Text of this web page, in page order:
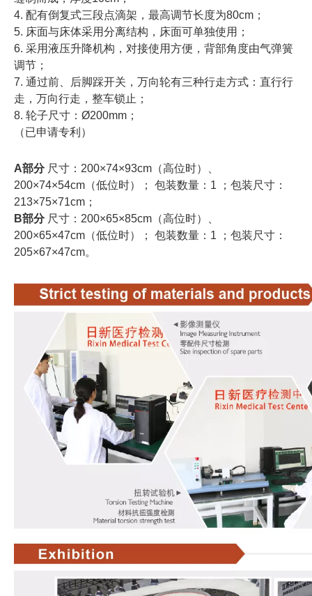
4. 配有倒复式三段点滴架，最高调节长度为80cm；
5. 床面与床体采用分离结构，床面可单独使用；
6. 采用液压升降机构，对接使用方便，背部角度由气弹簧
调节；
7. 通过前、后脚踩开关，万向轮有三种行走方式：直行行
走，万向行走，整车锁止；
8. 轮子尺寸：Ø200mm；
（已申请专利）
A部分尺寸：200×74×93cm（高位时）、
200×74×54cm（低位时）； 包装数量：1 ；包装尺寸：
213×75×71cm；
B部分 尺寸：200×65×85cm（高位时）、
200×65×47cm（低位时）； 包装数量：1 ；包装尺寸：
205×67×47cm。